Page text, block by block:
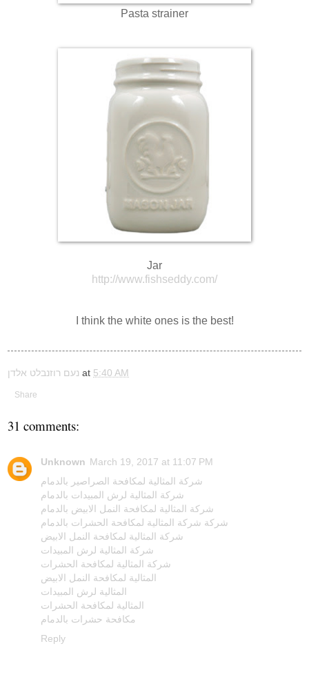
Pasta strainer
Jar
http://www.fishseddy.com/
I think the white ones is the best!
נעם רוזנבלט אלדן at 5:40 AM
Share
31 comments:
Unknown March 19, 2017 at 11:07 PM
شركة المثالية لمكافحة الصراصير بالدمام
شركة المثالية لرش المبيدات بالدمام
شركة المثالية لمكافحة النمل الابيض بالدمام
شركة شركة المثالية لمكافحة الحشرات بالدمام
شركة المثالية لمكافحة النمل الابيض
شركة المثالية لرش المبيدات
شركة المثالية لمكافحة الحشرات
المثالية لمكافحة النمل الابيض
المثالية لرش المبيدات
المثالية لمكافحة الحشرات
مكافحة حشرات بالدمام
Reply